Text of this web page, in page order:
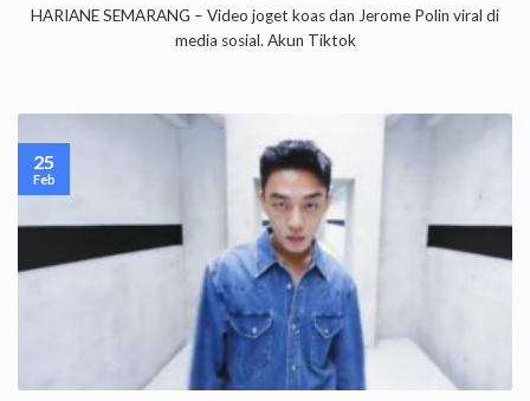
HARIANE SEMARANG – Video joget koas dan Jerome Polin viral di
media sosial. Akun Tiktok
25
Feb